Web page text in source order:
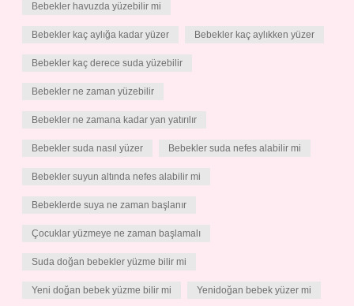
Bebekler havuzda yüzebilir mi
Bebekler kaç aylığa kadar yüzer Bebekler kaç aylıkken yüzer
Bebekler kaç derece suda yüzebilir
Bebekler ne zaman yüzebilir
Bebekler ne zamana kadar yan yatırılır
Bebekler suda nasıl yüzer Bebekler suda nefes alabilir mi
Bebekler suyun altında nefes alabilir mi
Bebeklerde suya ne zaman başlanır
Çocuklar yüzmeye ne zaman başlamalı
Suda doğan bebekler yüzme bilir mi
Yeni doğan bebek yüzme bilir mi Yenidoğan bebek yüzer mi